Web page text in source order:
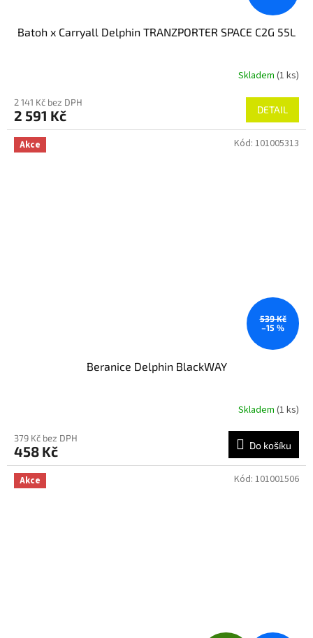
Batoh x Carryall Delphin TRANZPORTER SPACE C2G 55L
Skladem (1 ks)
2 141 Kč bez DPH
2 591 Kč DETAIL
Akce
539 Kč
–15 %
Beranice Delphin BlackWAY
Skladem (1 ks)
379 Kč bez DPH
458 Kč Do košíku
Kód: 101005313
Akce Kód: 101001506